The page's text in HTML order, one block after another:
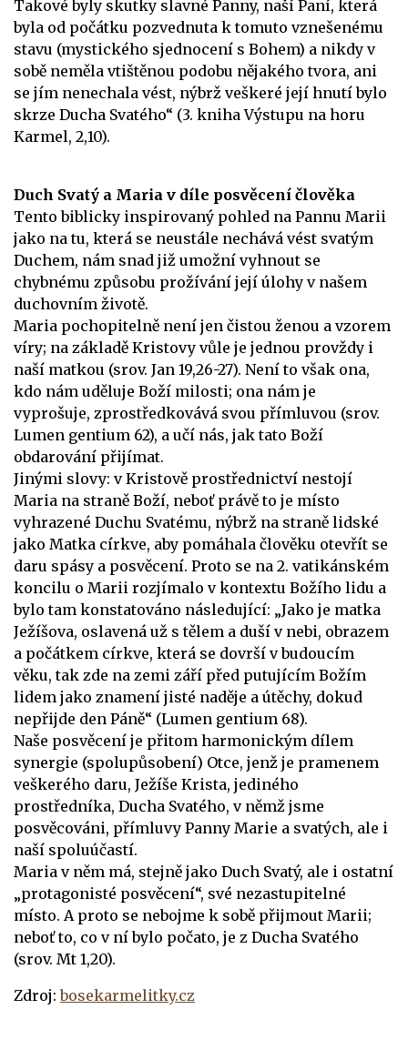
Takové byly skutky slavné Panny, naší Paní, která
byla od počátku pozvednuta k tomuto vznešenému
stavu (mystického sjednocení s Bohem) a nikdy v
sobě neměla vtištěnou podobu nějakého tvora, ani
se jím nenechala vést, nýbrž veškeré její hnutí bylo
skrze Ducha Svatého“ (3. kniha Výstupu na horu
Karmel, 2,10).
Duch Svatý a Maria v díle posvěcení člověka
Tento biblicky inspirovaný pohled na Pannu Marii
jako na tu, která se neustále nechává vést svatým
Duchem, nám snad již umožní vyhnout se
chybnému způsobu prožívání její úlohy v našem
duchovním životě.
Maria pochopitelně není jen čistou ženou a vzorem
víry; na základě Kristovy vůle je jednou provždy i
naší matkou (srov. Jan 19,26-27). Není to však ona,
kdo nám uděluje Boží milosti; ona nám je
vyprošuje, zprostředkovává svou přímluvou (srov.
Lumen gentium 62), a učí nás, jak tato Boží
obdarování přijímat.
Jinými slovy: v Kristově prostřednictví nestojí
Maria na straně Boží, neboť právě to je místo
vyhrazené Duchu Svatému, nýbrž na straně lidské
jako Matka církve, aby pomáhala člověku otevřít se
daru spásy a posvěcení. Proto se na 2. vatikánském
koncilu o Marii rozjímalo v kontextu Božího lidu a
bylo tam konstatováno následující: „Jako je matka
Ježíšova, oslavená už s tělem a duší v nebi, obrazem
a počátkem církve, která se dovrší v budoucím
věku, tak zde na zemi září před putujícím Božím
lidem jako znamení jisté naděje a útěchy, dokud
nepřijde den Páně“ (Lumen gentium 68).
Naše posvěcení je přitom harmonickým dílem
synergie (spolupůsobení) Otce, jenž je pramenem
veškerého daru, Ježíše Krista, jediného
prostředníka, Ducha Svatého, v němž jsme
posvěcováni, přímluvy Panny Marie a svatých, ale i
naší spoluúčastí.
Maria v něm má, stejně jako Duch Svatý, ale i ostatní
„protagonisté posvěcení“, své nezastupitelné
místo. A proto se nebojme k sobě přijmout Marii;
neboť to, co v ní bylo počato, je z Ducha Svatého
(srov. Mt 1,20).
Zdroj:bosekarmelitky.cz